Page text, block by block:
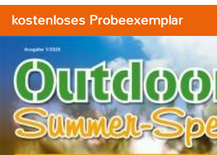
kostenloses Probeexemplar